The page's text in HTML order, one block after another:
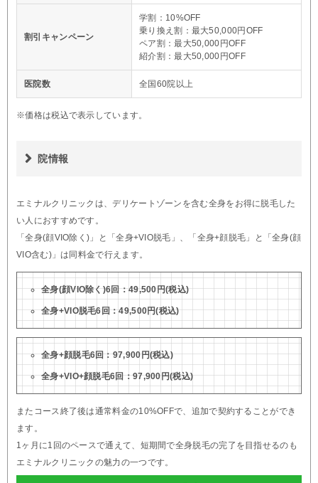
割引キャンペーン
学割：10%OFF
乗り換え割：最大50,000円OFF
ペア割：最大50,000円OFF
紹介割：最大50,000円OFF
医院数 全国60院以上
※価格は税込で表示しています。
院情報
エミナルクリニックは、デリケートゾーンを含む全身をお得に脱毛した
い人におすすめです。
「全身(顔VIO除く)」と「全身+VIO脱毛」、「全身+顔脱毛」と「全身(顔
VIO含む)」は同料金で行えます。
全身(顔VIO除く)6回：49,500円(税込)
全身+VIO脱毛6回：49,500円(税込)
全身+顔脱毛6回：97,900円(税込)
全身+VIO+顔脱毛6回：97,900円(税込)
またコース終了後は通常料金の10%OFFで、追加で契約することができ
ます。
1ヶ月に1回のペースで通えて、短期間で全身脱毛の完了を目指せるのも
エミナルクリニックの魅力の一つです。